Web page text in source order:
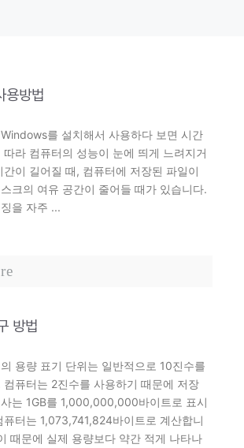
용방법
를 설치해서 사용하다 보면 시간
따라 컴퓨터의 성능이 눈에 띄게 느려지거
간이 길어질 때, 컴퓨터에 저장된 파일이
크의 여유 공간이 줄어들 때가 있습니다.
을 자주 ...
방법
용량 표기 단위는 일반적으로 10진수를
컴퓨터는 2진수를 사용하기 때문에 저장
는 1GB를 1,000,000,000바이트로 표시
퓨터는 1,073,741,824바이트로 계산합니
때문에 실제 용량보다 약간 적게 나타나